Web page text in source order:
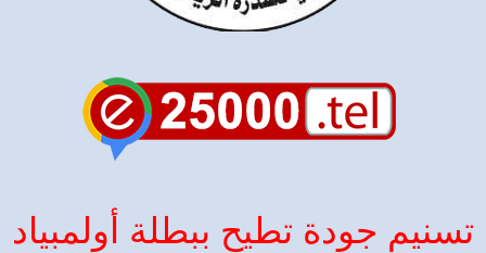
تسنيم جودة تطيح ببطلة أولمبياد